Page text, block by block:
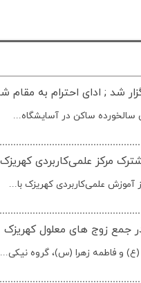
شد ; ادای احترام به مقام
سالخورده ساکن در آسایشگاه...
مرکز علمی‌کاربردی
علمی‌کاربردی کهریزک با...
جمع زوج های معلول کهریزک
و فاطمه زهرا (س)، گروه نیکی...